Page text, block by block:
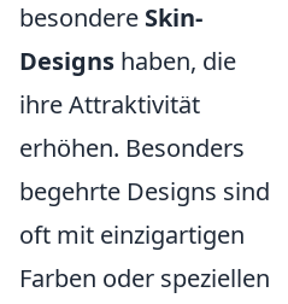
besondere Skin-
Designs haben, die
ihre Attraktivität
erhöhen. Besonders
begehrte Designs sind
oft mit einzigartigen
Farben oder speziellen